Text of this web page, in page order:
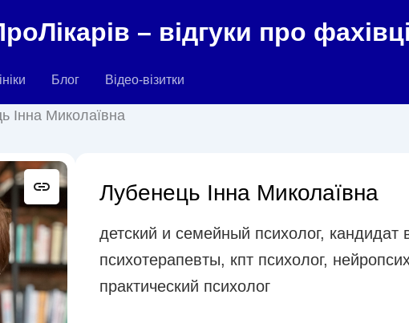
– відгуки про
Блог Відео-візитки
Інна Миколаївна
Лубенець Інна Миколаївна
детский и семейный психолог, кандидат
психотерапевты, кпт психолог,
практический психолог